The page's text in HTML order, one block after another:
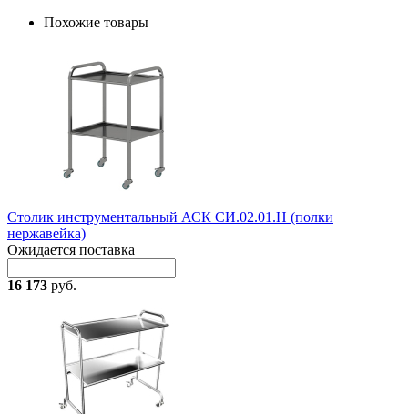
Похожие товары
Столик инструментальный АСК СИ.02.01.Н (полки
нержавейка)
Ожидается поставка
16 173 руб.